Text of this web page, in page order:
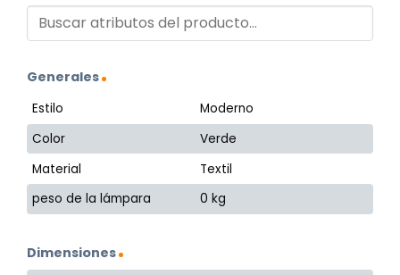
Generales
Estilo
Moderno
Color
Verde
Material
Textil
peso de la lámpara
0 kg
Dimensiones